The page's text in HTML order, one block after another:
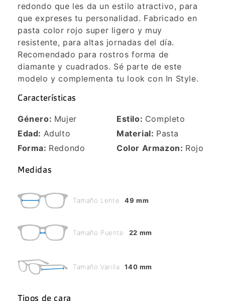
redondo que les da un estilo atractivo, para
que expreses tu personalidad. Fabricado en
pasta color rojo super ligero y muy
resistente, para altas jornadas del día.
Recomendado para rostros forma de
diamante y cuadrados. Sé parte de este
modelo y complementa tu look con In Style.
Características
Género: Mujer
Edad: Adulto
Forma: Redondo
Estilo: Completo
Material: Pasta
Color Armazon: Rojo
Medidas
Tamaño Lente 49 mm
Tamaño Puente 22 mm
Tamaño Varilla 140 mm
Tipos de cara